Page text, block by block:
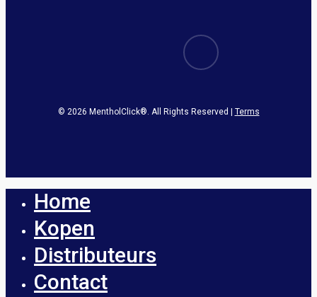
email
© 2026 MentholClick®. All Rights Reserved | Terms
Home
Kopen
Distributeurs
Contact